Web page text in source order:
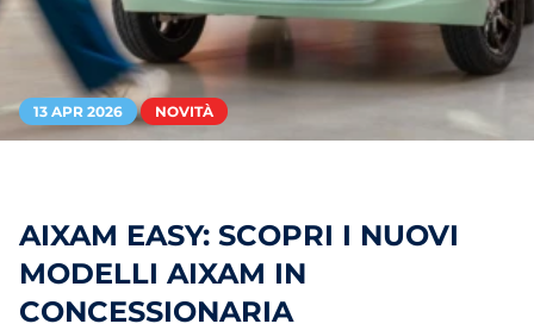
13 APR 2026 NOVITÀ
AIXAM EASY: SCOPRI I NUOVI
MODELLI AIXAM IN
CONCESSIONARIA